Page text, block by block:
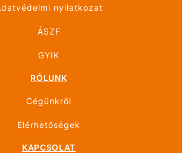
nyilatkozat
ÁSZF
GYIK
RÓLUNK
Cégünkről
Elérhetőségek
KAPCSOLAT